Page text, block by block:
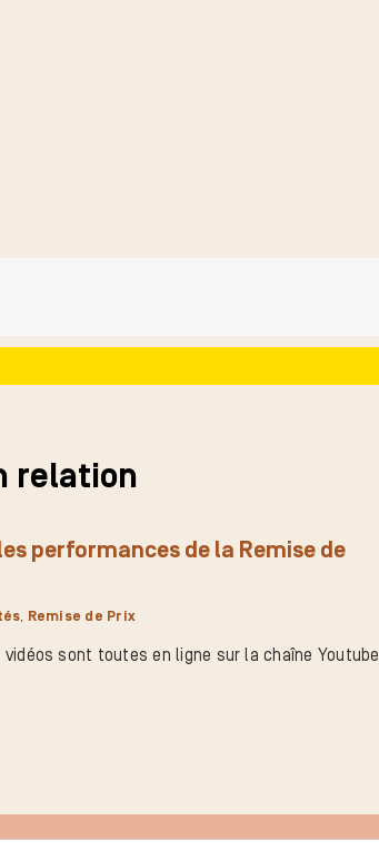
relation
performances de la Remise de
, Remise de Prix
sont toutes en ligne sur la chaîne Youtube